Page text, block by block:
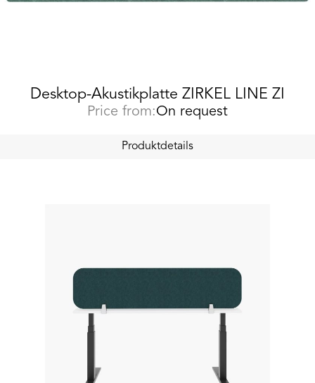
Desktop-Akustikplatte ZIRKEL LINE ZI
Price from:On request
Produktdetails